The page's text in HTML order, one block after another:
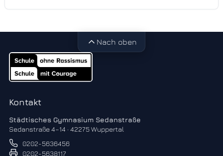
Nach oben
Kontakt
Städtisches Gymnasium Sedanstraße
Sedanstraße 4–14 · 42275 Wuppertal
0202-5636456
0202-5638117